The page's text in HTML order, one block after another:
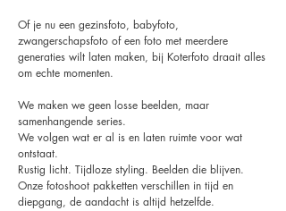
Of je nu een gezinsfoto, babyfoto,
zwangerschapsfoto of een foto met meerdere
generaties wilt laten maken, bij Koterfoto draait alles
om echte momenten.
We maken we geen losse beelden, maar
samenhangende series.
We volgen wat er al is en laten ruimte voor wat
ontstaat.
Rustig licht. Tijdloze styling. Beelden die blijven.
Onze fotoshoot pakketten verschillen in tijd en
diepgang, de aandacht is altijd hetzelfde.